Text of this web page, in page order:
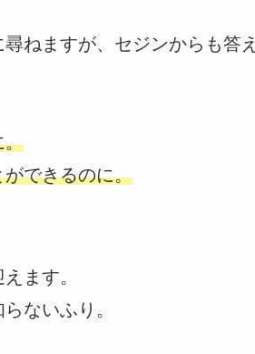
ねますが、セジンからも答え
。
できるのに。
ます。
ないふり。